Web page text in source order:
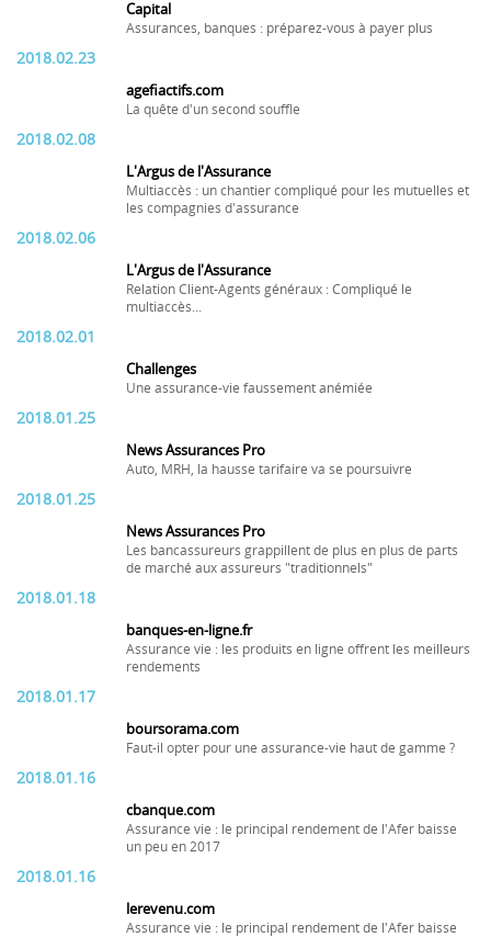
Capital
Assurances, banques : préparez-vous à payer plus
2018.02.23
agefiactifs.com
La quête d'un second souffle
2018.02.08
L'Argus de l'Assurance
Multiaccès : un chantier compliqué pour les mutuelles et
les compagnies d'assurance
2018.02.06
L'Argus de l'Assurance
Relation Client-Agents généraux : Compliqué le
multiaccès...
2018.02.01
Challenges
Une assurance-vie faussement anémiée
2018.01.25
News Assurances Pro
Auto, MRH, la hausse tarifaire va se poursuivre
2018.01.25
News Assurances Pro
Les bancassureurs grappillent de plus en plus de parts
de marché aux assureurs "traditionnels"
2018.01.18
banques-en-ligne.fr
Assurance vie : les produits en ligne offrent les meilleurs
rendements
2018.01.17
boursorama.com
Faut-il opter pour une assurance-vie haut de gamme ?
2018.01.16
cbanque.com
Assurance vie : le principal rendement de l'Afer baisse
un peu en 2017
2018.01.16
lerevenu.com
Assurance vie : le principal rendement de l'Afer baisse